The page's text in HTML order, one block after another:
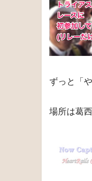
ずっと「
場所は葛